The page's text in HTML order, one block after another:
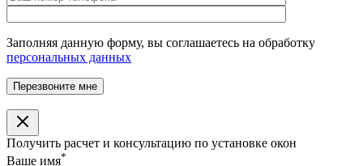
Заполняя данную форму, вы соглашаетесь на обработку
персональных данных
Получить расчет и консультацию по установке окон
Ваше имя*